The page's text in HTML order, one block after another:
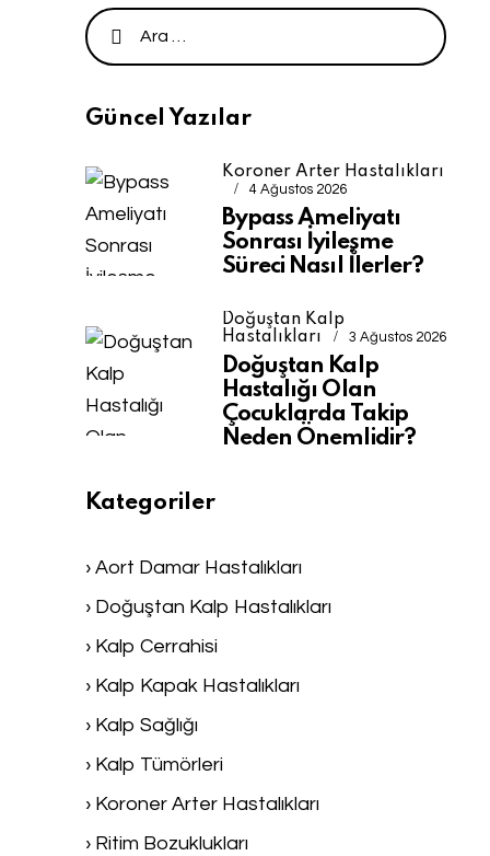
Güncel Yazılar
Koroner Arter Hastalıkları
4 Ağustos 2026
Bypass Ameliyatı
Sonrası İyileşme
Süreci Nasıl İlerler?
Doğuştan Kalp
Hastalıkları
3 Ağustos 2026
Doğuştan Kalp
Hastalığı Olan
Çocuklarda Takip
Neden Önemlidir?
Kategoriler
› Aort Damar Hastalıkları
› Doğuştan Kalp Hastalıkları
› Kalp Cerrahisi
› Kalp Kapak Hastalıkları
› Kalp Sağlığı
› Kalp Tümörleri
› Koroner Arter Hastalıkları
› Ritim Bozuklukları